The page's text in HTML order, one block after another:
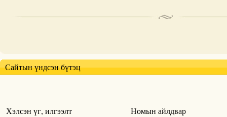
Сайтын үндсэн бүтэц
Хэлсэн үг, илгээлт Номын айлдвар